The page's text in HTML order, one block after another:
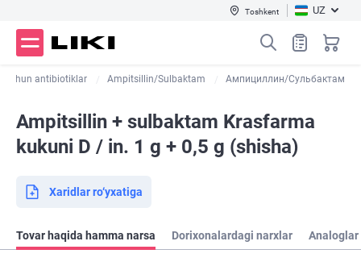
Toshkent UZ
antibiotiklar Ampitsillin/Sulbaktam Ампициллин/Сульбактам
Ampitsillin + sulbaktam Krasfarma
kukuni D / in. 1 g + 0,5 g (shisha)
Xaridlar ro‘yxatiga
Tovar haqida hamma narsa Dorixonalardagi narxlar Analoglar